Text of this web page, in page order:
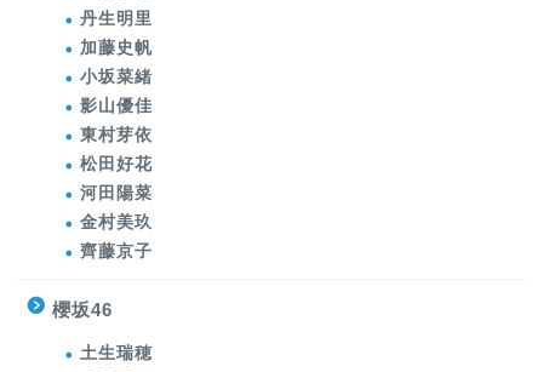
丹生明里
加藤史帆
小坂菜緒
影山優佳
東村芽依
松田好花
河田陽菜
金村美玖
齊藤京子
櫻坂46
土生瑞穂